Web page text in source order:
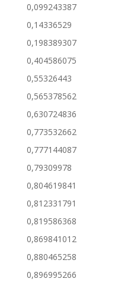
0,099243387
0,14336529
0,198389307
0,404586075
0,55326443
0,565378562
0,630724836
0,773532662
0,777144087
0,79309978
0,804619841
0,812331791
0,819586368
0,869841012
0,880465258
0,896995266